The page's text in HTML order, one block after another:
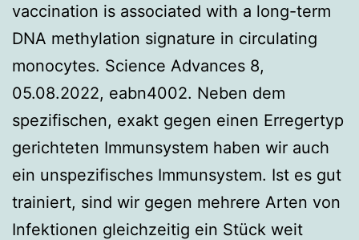
vaccination is associated with a long-term
DNA methylation signature in circulating
monocytes. Science Advances 8,
05.08.2022, eabn4002. Neben dem
spezifischen, exakt gegen einen Erregertyp
gerichteten Immunsystem haben wir auch
ein unspezifisches Immunsystem. Ist es gut
trainiert, sind wir gegen mehrere Arten von
Infektionen gleichzeitig ein Stück weit